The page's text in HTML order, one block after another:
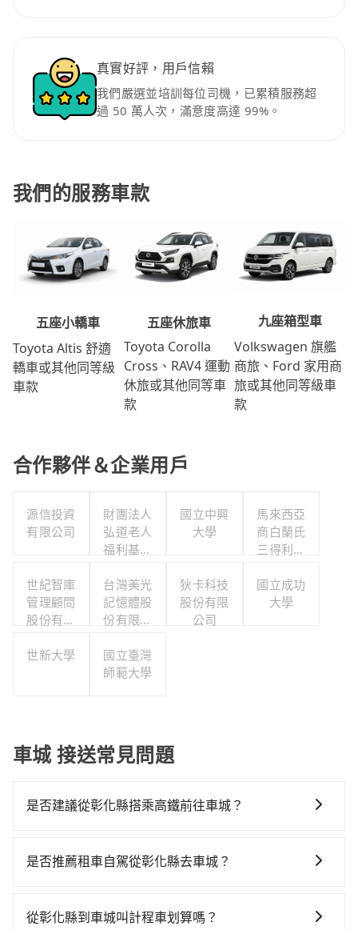
真實好評，用戶信賴
我們嚴選並培訓每位司機，已累積服務超
過 50 萬人次，滿意度高達 99%。
我們的服務車款
五座小轎車
Toyota Altis 舒適
轎車或其他同等級
車款
五座休旅車
Toyota Corolla
Cross、RAV4 運動
休旅或其他同等車
款
九座箱型車
Volkswagen 旗艦
商旅、Ford 家用商
旅或其他同等級車
款
合作夥伴＆企業用戶
源信投資
有限公司
財團法人
弘道老人
福利基金
化縣私立
弘道居家
式服務類
服務機構
國立中興
大學
馬來西亞
商白蘭氏
三得利股
司台灣分
公司
世紀智庫
管理顧問
股份有限
台灣美光
記憶體股
份有限公
狄卡科技
股份有限
公司
國立成功
大學
世新大學
國立臺灣
師範大學
車城 接送常見問題
是否建議從彰化縣搭乘高鐵前往車城？
叫計程車前往高鐵站！從最早06:25一直到23:07，台中-
元、車程約25分鐘。抵達高鐵站後，步行進站、現場購
是否推薦租車自駕從彰化縣去車城？
在車上休息，那在彰化縣彰化市有約15間租車車行，比
從彰化縣到車城叫計程車划算嗎？